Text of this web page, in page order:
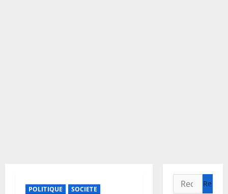
POLITIQUE SOCIETE
Rechercher :